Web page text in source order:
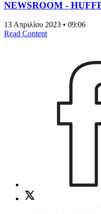
NEWSROOM -
13 Απριλίου 2023 • 09:06
Read Content